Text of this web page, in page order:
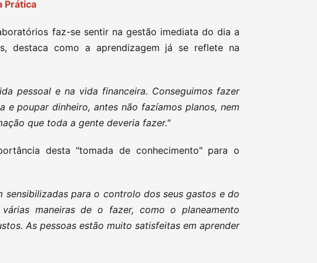
Prática
faz-se sentir na gestão imediata do dia a
destaca como a aprendizagem já se reflete na
pessoal e na vida financeira. Conseguimos fazer
e poupar dinheiro, antes não fazíamos planos, nem
que toda a gente deveria fazer."
desta "tomada de conhecimento" para o
sensibilizadas para o controlo dos seus gastos e do
maneiras de o fazer, como o planeamento
As pessoas estão muito satisfeitas em aprender